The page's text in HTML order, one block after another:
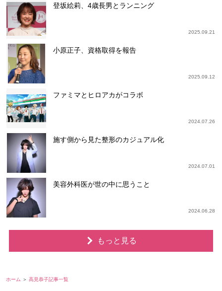
登坂絵莉、4歳長男とランニング
2025.09.21
小原正子、資格取得を報告
2025.09.12
ファミマとヒロアカがコラボ
2024.07.26
施す側から見た整形のカジュアル化
2024.07.01
美容外科医が世の中に思うこと
2024.06.28
もっと見る
ホーム 高見恭子記事一覧